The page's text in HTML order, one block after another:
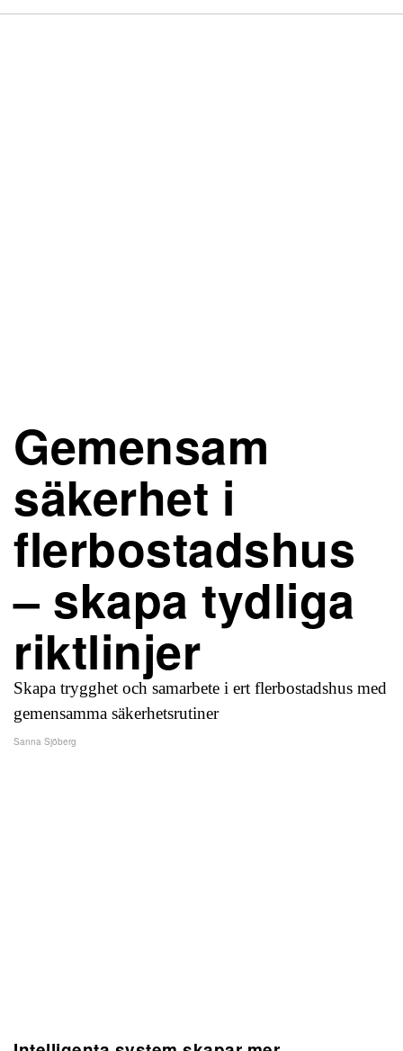
Gemensam
säkerhet i
flerbostadshus
– skapa tydliga
riktlinjer
Skapa trygghet och samarbete i ert flerbostadshus med
gemensamma säkerhetsrutiner
Sanna Sjöberg